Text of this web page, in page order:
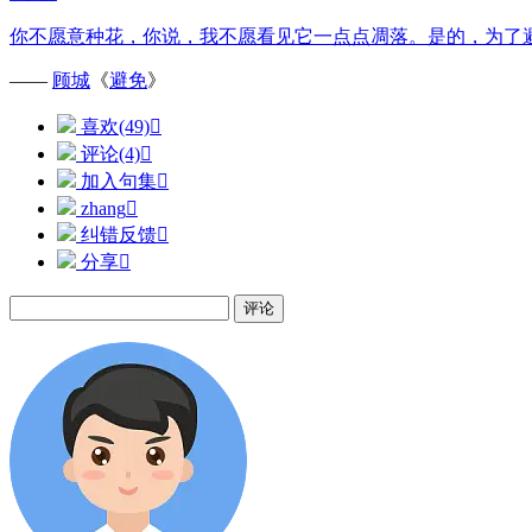
你不愿意种花，你说，我不愿看见它一点点凋落。是的，为了
—— 顾城 《避免》
喜欢(49)
评论(4)
加入句集
zhang
纠错反馈
分享
评论